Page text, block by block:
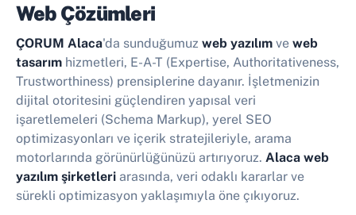
Web Çözümleri
ÇORUM Alaca'da sunduğumuz web yazılım ve web
tasarım hizmetleri, E-A-T (Expertise, Authoritativeness,
Trustworthiness) prensiplerine dayanır. İşletmenizin
dijital otoritesini güçlendiren yapısal veri
işaretlemeleri (Schema Markup), yerel SEO
optimizasyonları ve içerik stratejileriyle, arama
motorlarında görünürlüğünüzü artırıyoruz. Alaca web
yazılım şirketleri arasında, veri odaklı kararlar ve
sürekli optimizasyon yaklaşımıyla öne çıkıyoruz.